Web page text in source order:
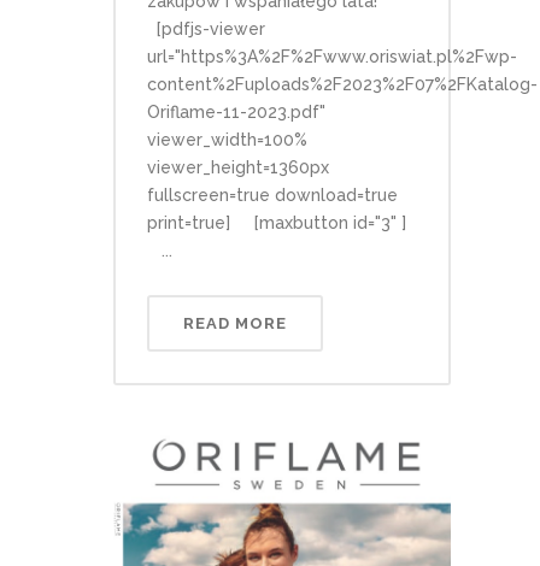
[pdfjs-viewer
url="https%3A%2F%2Fwww.oriswiat.pl%2Fwp-
content%2Fuploads%2F2023%2F07%2FKatalog-
Oriflame-11-2023.pdf"
viewer_width=100%
viewer_height=1360px
fullscreen=true download=true
print=true] [maxbutton id="3" ]
READ MORE